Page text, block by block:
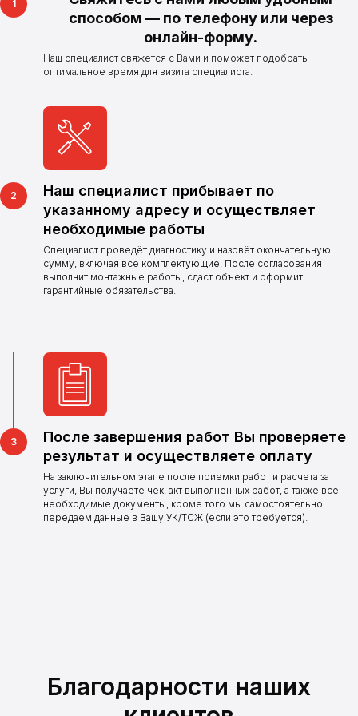
способом — по телефону или через
онлайн-форму.
Наш специалист свяжется с Вами и поможет подобрать
оптимальное время для визита специалиста.
Наш специалист прибывает по
указанному адресу и осуществляет
необходимые работы
Специалист проведёт диагностику и назовёт окончательную
сумму, включая все комплектующие. После согласования
выполнит монтажные работы, сдаст объект и оформит
гарантийные обязательства.
После завершения работ Вы проверяете
результат и осуществляете оплату
На заключительном этапе после приемки работ и расчета за
услуги, Вы получаете чек, акт выполненных работ, а также все
необходимые документы, кроме того мы самостоятельно
передаем данные в Вашу УК/ТСЖ (если это требуется).
Благодарности наших
Оставить заявку
Оставьте заявку и наш
оператор свяжется
с Вами в ближайшее
время
Нужна поверка,
установка
или замена